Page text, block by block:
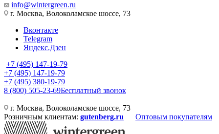
info@wintergreen.ru
г. Москва, Волоколамское шоссе, 73
Вконтакте
Telegram
Яндекс.Дзен
+7 (495) 147-19-79
+7 (495) 147-19-79
+7 (495) 380-19-79
8 (800) 505-23-69Бесплатный звонок
г. Москва, Волоколамское шоссе, 73
Розничным клиентам: gutenberg.ru Оптовым покупателям